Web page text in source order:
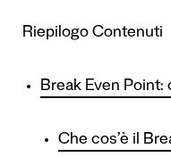
Riepilogo Contenuti
Break Even Point:
Che cos’è il